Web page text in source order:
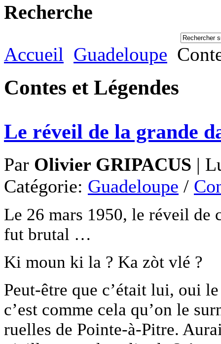
Recherche
Accueil Guadeloupe
Contes et Légendes
Le réveil de la grande
Par Olivier GRIPACUS |
Catégorie: Guadeloupe /
Le 26 mars 1950, le réveil de
fut brutal …
Ki moun ki la ? Ka zòt vlé ?
Peut-être que c’était lui, oui
c’est comme cela qu’on le
ruelles de Pointe-à-Pitre.